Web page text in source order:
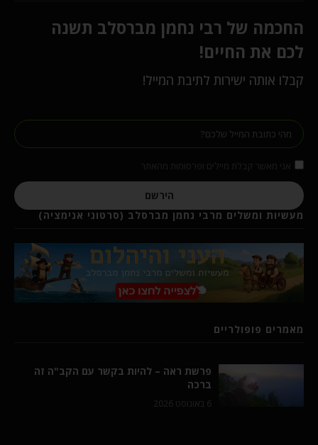
החכמה של רבי נחמן מברסלב תשנה
לכם את החיים!
קבלו אותה ישירות לתיבת המייל!
הירשם
מעשיות ומשלים מרבי נחמן מברסלב (סרטוני אנימציה)
מאמרים פופולריים
פרשת ראה – להיות בקשר עם הקב"ה זה
ברכה
6 באוגוסט 2026